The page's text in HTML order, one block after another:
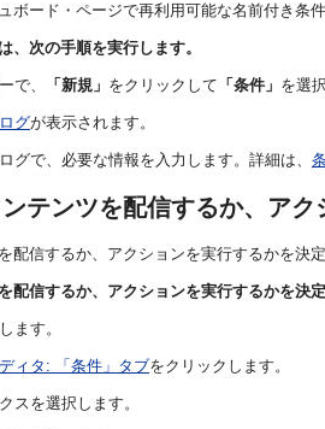
ボード・ページで再利用可能な名前付き条件
、次の手順を実行します。
で、 「新規」 をクリックして 「条件」 を選
グが表示されます。
グで、必要な情報を入力します。詳細は、
テンツを配信するか、ア
配信するか、アクションを実行するかを決
配信するか、アクションを実行するかを決
ます。
ィタ: 「条件」タブをクリックします。
スを選択します。